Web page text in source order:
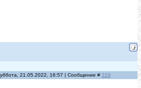
21.05.2022, 16:57 | Сообщение # 229